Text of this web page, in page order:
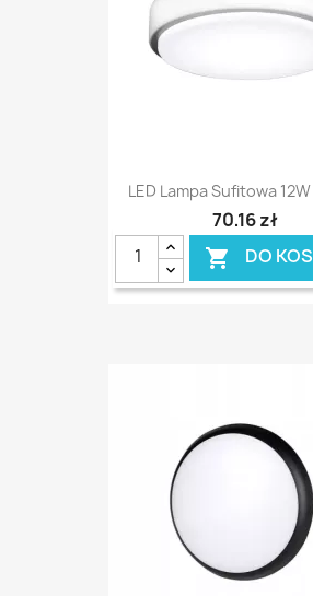
LED Lampa Sufitowa
70,16 zł
 DO